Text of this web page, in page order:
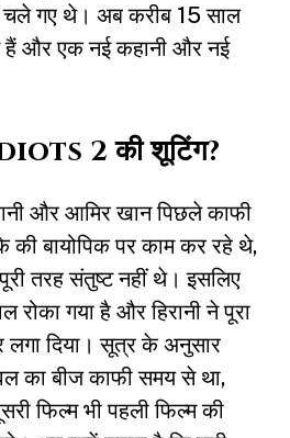
गए थे। अब करीब 15 साल
हैं और एक नई कहानी और नई
2 की शूटिंग?
और आमिर खान पिछले काफी
की बायोपिक पर काम कर रहे थे,
तरह संतुष्ट नहीं थे। इसलिए
गया है और हिरानी ने पूरा
लगा दिया। सूत्र के अनुसार
का बीज काफी समय से था,
फिल्म भी पहली फिल्म की